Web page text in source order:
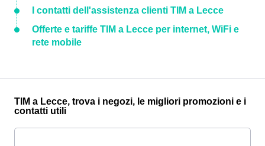
I contatti dell'assistenza clienti TIM a Lecce
Offerte e tariffe TIM a Lecce per internet, WiFi e
rete mobile
TIM a Lecce, trova i negozi, le migliori promozioni e i
contatti utili